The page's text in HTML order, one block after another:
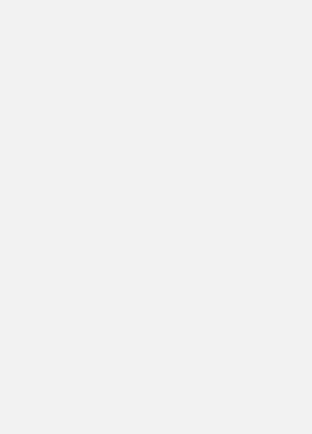
aus dem Dilemma der